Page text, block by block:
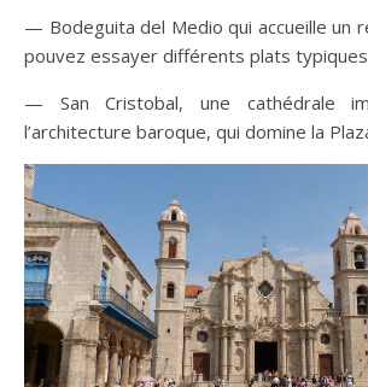
— Bodeguita del Medio qui accueille un
pouvez essayer différents plats typiques
— San Cristobal, une cathédrale
l’architecture baroque, qui domine la